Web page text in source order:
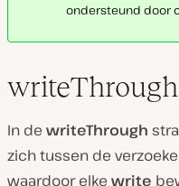
ondersteund door
writeThrough
In de writeThrough
zich tussen de
waardoor elke write